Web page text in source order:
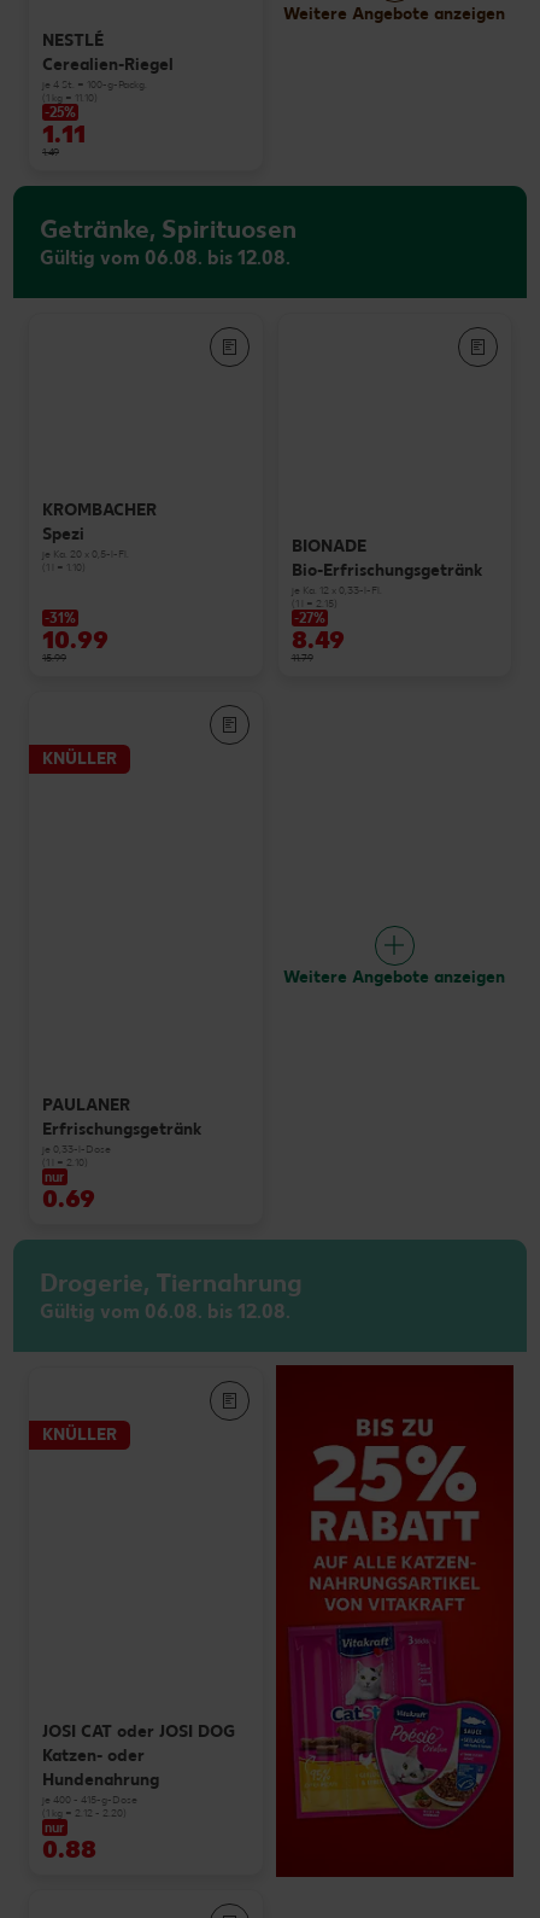
NESTLÉ
Cerealien-Riegel
je 4 St. = 100-g-Packg.
(1 kg = 11.10)
-25%
1.11
1.49
Weitere Angebote anzeigen
Getränke, Spirituosen
Gültig vom 06.08. bis 12.08.
KROMBACHER
Spezi
je Ka. 20 x 0,5-l-Fl.
(1 l = 1.10)
-31%
10.99
15.99
BIONADE
Bio-Erfrischungsgetränk
je Ka. 12 x 0,33-l-Fl.
(1 l = 2.15)
-27%
8.49
11.79
KNÜLLER
PAULANER
Erfrischungsgetränk
je 0,33-l-Dose
(1 l = 2.10)
nur
0.69
Weitere Angebote anzeigen
Drogerie, Tiernahrung
Gültig vom 06.08. bis 12.08.
KNÜLLER
JOSI CAT oder JOSI DOG
Katzen- oder
Hundenahrung
je 400 - 415-g-Dose
(1 kg = 2.12 - 2.20)
nur
0.88